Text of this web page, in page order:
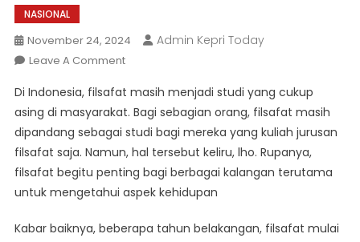
NASIONAL
November 24, 2024 Admin Kepri Today
Leave A CommentOn
Aspek
Kehidupan
Via
7
Komunitas
Filsafat
Yuk!
Di Indonesia, filsafat masih menjadi studi yang cukup
asing di masyarakat. Bagi sebagian orang, filsafat masih
dipandang sebagai studi bagi mereka yang kuliah jurusan
filsafat saja. Namun, hal tersebut keliru, lho. Rupanya,
filsafat begitu penting bagi berbagai kalangan terutama
untuk mengetahui aspek kehidupan
Kabar baiknya, beberapa tahun belakangan, filsafat mulai